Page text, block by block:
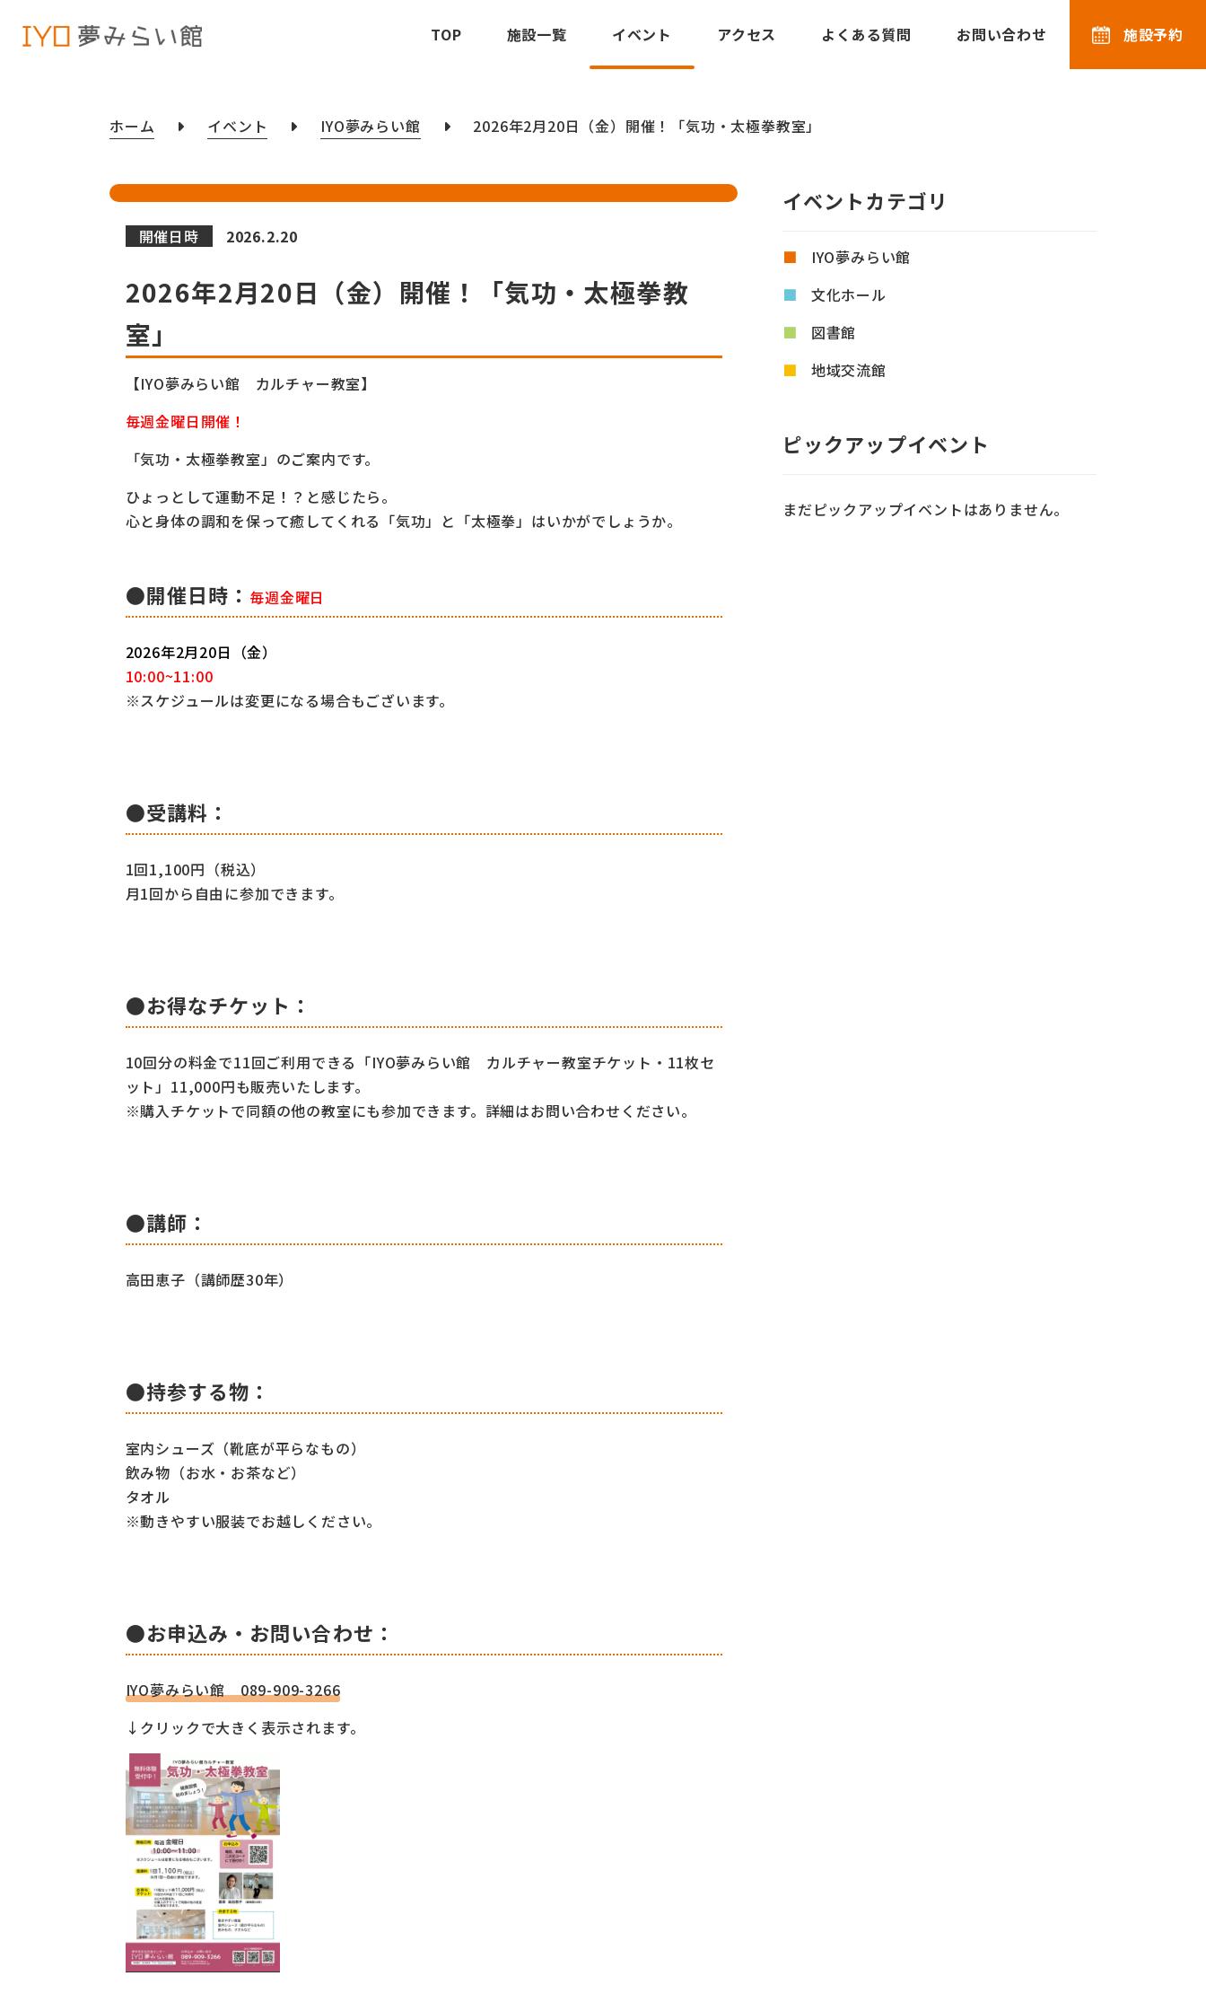
TOP 施設一覧 イベント アクセス よくある質問 お問い合わせ 施設予約
ホーム イベント IYO夢みらい館 2026年2月20日（金）開催！「気功・太極拳教室」
開催日時 2026.2.20
2026年2月20日（金）開催！「気功・太極拳教
室」
【IYO夢みらい館 カルチャー教室】
毎週金曜日開催！
「気功・太極拳教室」のご案内です。
ひょっとして運動不足！？と感じたら。
心と身体の調和を保って癒してくれる「気功」と「太極拳」はいかがでしょうか。
●開催日時： 毎週金曜日
2026年2月20日（金）
10:00~11:00
※スケジュールは変更になる場合もございます。
●受講料：
1回1,100円（税込）
月1回から自由に参加できます。
●お得なチケット：
10回分の料金で11回ご利用できる「IYO夢みらい館 カルチャー教室チケット・11枚セ
ット」11,000円も販売いたします。
※購入チケットで同額の他の教室にも参加できます。詳細はお問い合わせください。
●講師：
高田恵子（講師歴30年）
●持参する物：
室内シューズ（靴底が平らなもの）
飲み物（お水・お茶など）
タオル
※動きやすい服装でお越しください。
●お申込み・お問い合わせ：
IYO夢みらい館 089-909-3266
↓クリックで大きく表示されます。
イベントカテゴリ
IYO夢みらい館
文化ホール
図書館
地域交流館
ピックアップイベント
まだピックアップイベントはありません。